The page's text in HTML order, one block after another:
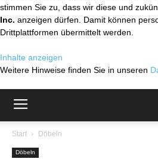
stimmen Sie zu, dass wir diese und
Inc. anzeigen dürfen. Damit können
Drittplattformen übermittelt werden.
Inhalte anzeigen
Weitere Hinweise finden Sie in unseren
Start Döbeln
Döbeln